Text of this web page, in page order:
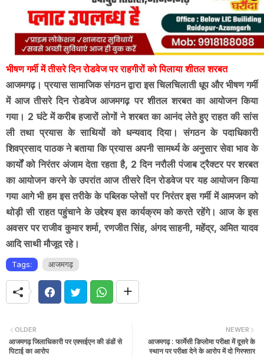
भीषण गर्मी में तीसरे दिन रोडवेज पर राहगीरों को पिलाया शीतल शरबत
आजमगढ़। प्रयास सामाजिक संगठन द्वारा इस चिलचिलाती धूप और भीषण गर्मी
में आज तीसरे दिन रोडवेज आजमगढ़ पर शीतल शरबत का आयोजन किया
गया। 2 घंटे में करीब हजारों लोगों ने शरबत का आनंद लेते हुए राहत की सांस
ली तथा प्रयास के साथियों को धन्यवाद दिया। संगठन के पदाधिकारी
शिवप्रसाद पाठक ने बताया कि प्रयास अपनी सामर्थ्य के अनुसार सेवा भाव के
कार्यों को निरंतर अंजाम देता रहता है, 2 दिन नरौली पंजाब ट्रैक्टर पर शरबत
का आयोजन करने के उपरांत आज तीसरे दिन रोडवेज पर यह आयोजन किया
गया आगे भी हम इस तरीके के पब्लिक प्लेसों पर निरंतर इस गर्मी में आमजन को
थोड़ी सी राहत पहुंचाने के उद्देश्य इस कार्यक्रम को करते रहेंगे। आज के इस
अवसर पर राजीव कुमार शर्मा, रणजीत सिंह, अंगद साहनी, महेंद्र, अमित यादव
आदि साथी मौजूद रहे।
Tags: आजमगढ़
NEWER
आजमगढ़ : फार्मेसी डिप्लोमा परीक्षा में दूसरे के
स्थान पर परीक्षा देने के आरोप में दो गिरफ्तार
OLDER
आजमगढ़ जिलाधिकारी पर एक्सईएन की डंडों से
पिटाई का आरोप